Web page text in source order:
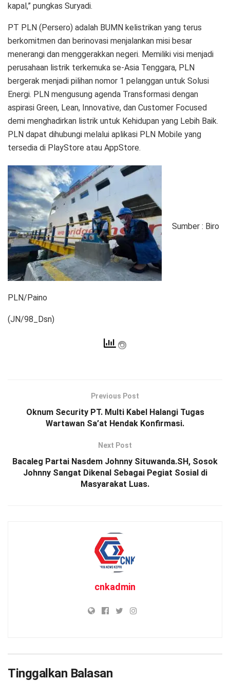
kapal,” pungkas Suryadi.
PT PLN (Persero) adalah BUMN kelistrikan yang terus
berkomitmen dan berinovasi menjalankan misi besar
menerangi dan menggerakkan negeri. Memiliki visi menjadi
perusahaan listrik terkemuka se-Asia Tenggara, PLN
bergerak menjadi pilihan nomor 1 pelanggan untuk Solusi
Energi. PLN mengusung agenda Transformasi dengan
aspirasi Green, Lean, Innovative, dan Customer Focused
demi menghadirkan listrik untuk Kehidupan yang Lebih Baik.
PLN dapat dihubungi melalui aplikasi PLN Mobile yang
tersedia di PlayStore atau AppStore.
Sumber : Biro
PLN/Paino
(JN/98_Dsn)
Previous Post
Oknum Security PT. Multi Kabel Halangi Tugas
Wartawan Sa’at Hendak Konfirmasi.
Next Post
Bacaleg Partai Nasdem Johnny Situwanda.SH, Sosok
Johnny Sangat Dikenal Sebagai Pegiat Sosial di
Masyarakat Luas.
cnkadmin
Tinggalkan Balasan